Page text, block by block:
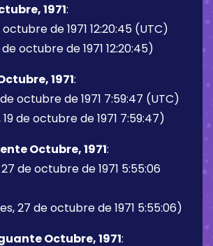
1971:
de 1971 12:20:45 (UTC)
octubre de 1971 12:20:45)
1971:
octubre de 1971 7:59:47 (UTC)
de octubre de 1971 7:59:47)
Octubre, 1971:
de octubre de 1971 5:55:06
27 de octubre de 1971 5:55:06)
Octubre, 1971: